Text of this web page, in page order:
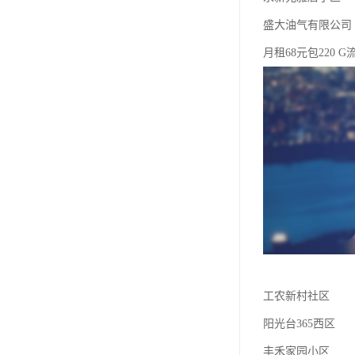
盛大油气有限公司
月租68元包220 G
工农新村社区
阳光台365西区
丰禾家园小区